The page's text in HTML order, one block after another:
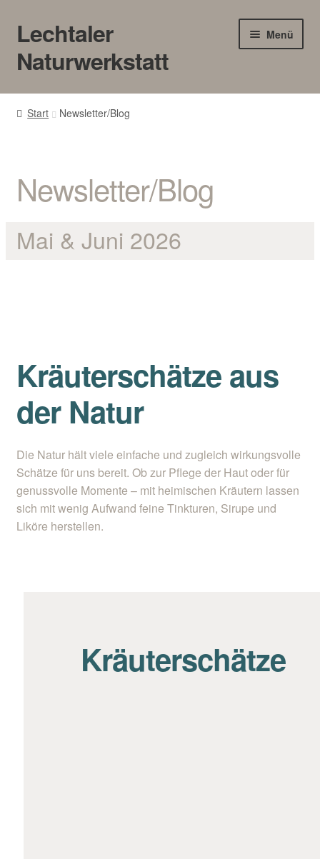
Zur
Navigation
springen
Zum
Inhalt
springen
Lechtaler
Naturwerkstatt
Menü
HOME
Märkte
Gewerbe
Start Newsletter/Blog
Newsletter/Blog
Mai & Juni 2026
Kräuterschätze aus
der Natur
Die Natur hält viele einfache und zugleich wirkungsvolle
Schätze für uns bereit. Ob zur Pflege der Haut oder für
genussvolle Momente – mit heimischen Kräutern lassen
sich mit wenig Aufwand feine Tinkturen, Sirupe und
Liköre herstellen.
Kräuterschätze